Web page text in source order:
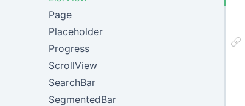
Page
Placeholder
Progress
ScrollView
SearchBar
SegmentedBar